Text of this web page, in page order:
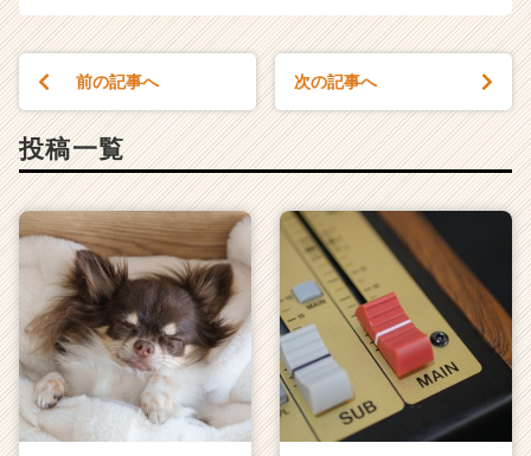
前の記事へ 次の記事へ
投稿一覧